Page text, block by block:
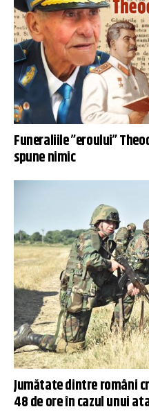
Funeraliile ”eroului”
spune nimic
Jumătate dintre români
48 de ore în cazul unui